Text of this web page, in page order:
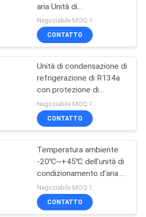
aria
ad
37
aria Unità di
condensazione marina da
5 HP Tubo di rame Fin
resistente alla corrosione
Negoziabile MOQ:1
CONTATTO
Unità di condensazione di
refrigerazione di R134a
con protezione di
inversione di fase
Negoziabile MOQ:1
CONTATTO
Temperatura ambiente
-20℃~+45℃ dell'unità di
condizionamento d'aria di
R407c per il
raffreddamento
commerciale
Negoziabile MOQ:1
CONTATTO